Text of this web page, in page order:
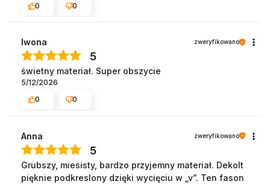
0
0
Iwona zweryfikowano
5
świetny materiał. Super obszycie
5/12/2026
0
0
Anna zweryfikowano
5
Grubszy, miesisty, bardzo przyjemny materiał. Dekolt
pięknie podkreslony dzięki wycięciu w „v”. Ten fason